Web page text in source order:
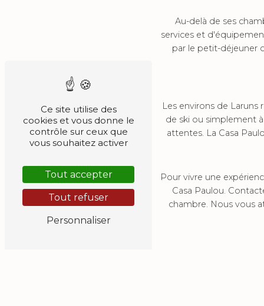
Au-delà de ses
services et
par le petit-déjeuner
Les environs de
de ski ou simplement
attentes. La Casa
Pour vivre une
Casa Paulou.
chambre. Nous vous
Ce site utilise des
cookies et vous donne le
contrôle sur ceux que
vous souhaitez activer
Tout accepter
Tout refuser
Personnaliser